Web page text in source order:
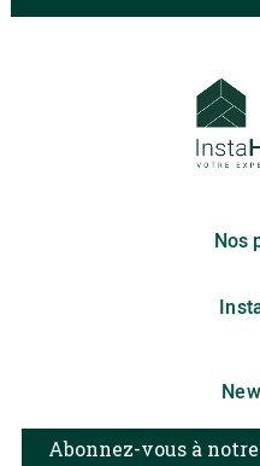
Nos
Abonnez-vous à